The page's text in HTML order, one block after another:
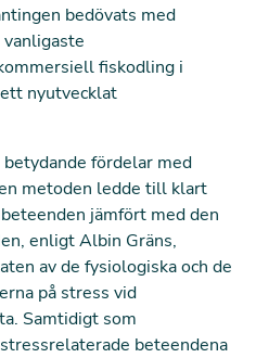
bedövats med
fiskodling i
nyutvecklat
fördelar med
metoden ledde till klart
jämfört med den
enligt Albin Gräns,
av de fysiologiska och de
på stress vid
Samtidigt som
beteendena